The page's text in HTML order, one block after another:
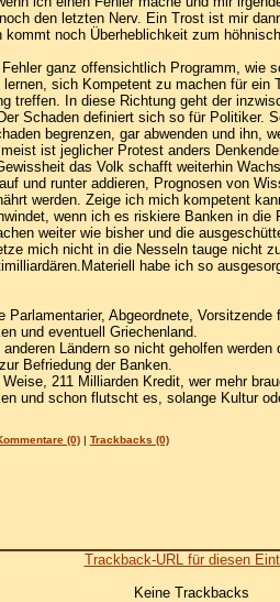
den letzten Nerv. Ein Trost ist mir
noch Überheblichkeit zum
ganz offensichtlich Programm, wie
sich Kompetent zu machen für ein
treffen. In diese Richtung geht der
Schaden definiert sich so für Politiker.
begrenzen, gar abwenden und ihn,
ist jeglicher Protest anders
das Volk schafft weiterhin
und runter addieren, Prognosen von
werden. Zeige ich mich kompetent
wenn ich es riskiere Banken in
weiter wie bisher und die
mich nicht in die Nesseln tauge nicht
habe ich so
Parlamentarier, Abgeordnete,
und eventuell Griechenland.
Ländern so nicht geholfen
Befriedung der Banken.
211 Milliarden Kredit, wer mehr
und schon flutscht es, solange Kultur
(0)| Trackbacks (0)
Trackback-URL für diesen
Keine Trackbacks